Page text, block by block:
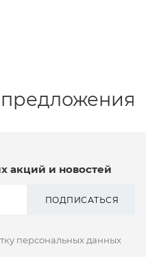
акций и новостей
ПОДПИСАТЬСЯ
персональных данных